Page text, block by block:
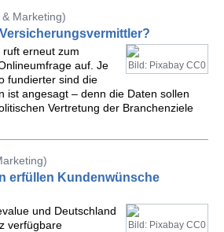
Marketing)
Bild: Pixabay CC0
erneut zum
auf. Je
fundierter sind die
ist angesagt – denn die Daten sollen
Vertretung der Branchenziele
erfüllen Kundenwünsche
Bild: Pixabay CC0
und Deutschland
verfügbare